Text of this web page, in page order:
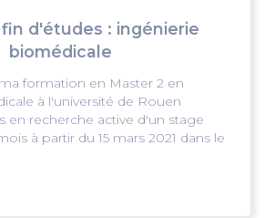
d'études : ingénierie
biomédicale
formation en Master 2 en
à l'université de Rouen
en recherche active d'un stage
à partir du 15 mars 2021 dans le